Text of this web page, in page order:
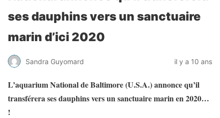
ses dauphins vers un sanctuaire
marin d’ici 2020
Sandra Guyomard il y a 10 ans
L’aquarium National de Baltimore (U.S.A.) annonce qu’il
transférera ses dauphins vers un sanctuaire marin en 2020…
!